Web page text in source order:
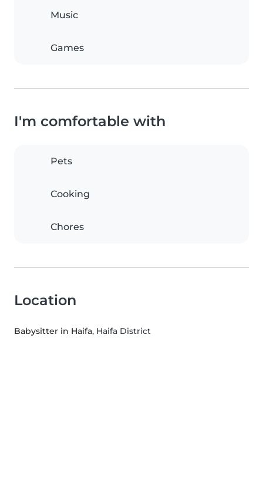
Music
Games
I'm comfortable with
Pets
Cooking
Chores
Location
Babysitter in Haifa, Haifa District